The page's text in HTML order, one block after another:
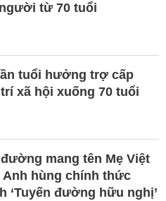
từ 70 tuổi
tuổi hưởng trợ cấp
xã hội xuống 70 tuổi
mang tên Mẹ Việt
Anh hùng chính thức
‘Tuyến đường hữu nghị’